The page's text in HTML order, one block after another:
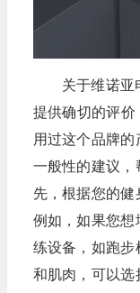
关于维诺亚
提供确切的评
用过这个品牌
一般性的建议
先，根据您的健
例如，如果您想
练设备，如跑
和肌肉，可以选